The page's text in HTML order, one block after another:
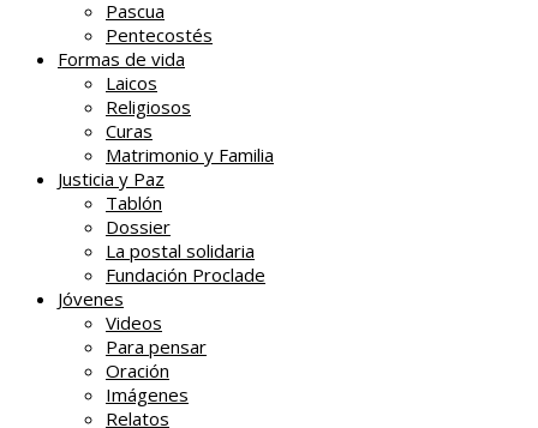
Pascua
Pentecostés
Formas de vida
Laicos
Religiosos
Curas
Matrimonio y Familia
Justicia y Paz
Tablón
Dossier
La postal solidaria
Fundación Proclade
Jóvenes
Videos
Para pensar
Oración
Imágenes
Relatos